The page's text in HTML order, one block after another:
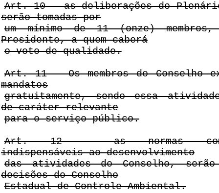
Art. 10 - as deliberações do
serão tomadas por
um mínimo de 11 (onze)
Presidente, a quem caberá
o voto de qualidade.
Art. 11 - Os membros do Conselho
mandatos
gratuitamente, sendo essa
de caráter relevante
para o serviço público.
Art. 12 - as normas
indispensáveis ao desenvolvimento
das atividades do Conselho,
decisões do Conselho
Estadual de Controle Ambiental.